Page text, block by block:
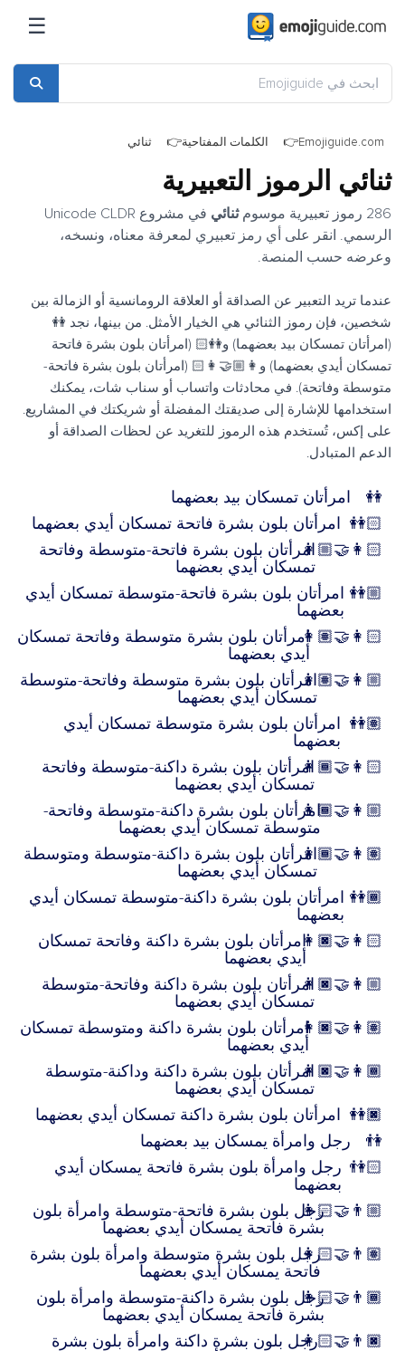
☰
Emojiguide.com الكلمات المفتاحية ثنائي
ثنائي الرموز التعبيرية
286 رموز تعبيرية موسوم ثنائي
في مشروع Unicode CLDR
الرسمي. انقر على أي رمز تعبيري لمعرفة معناه، ونسخه،
وعرضه حسب المنصة.
عندما تريد التعبير عن الصداقة أو العلاقة الرومانسية أو الزمالة بين
شخصين، فإن رموز الثنائي هي الخيار الأمثل. من بينها، نجد 👭
(امرأتان تمسكان بيد بعضهما) و👭🏻 (امرأتان بلون بشرة فاتحة
تمسكان أيدي بعضهما) و👩🏼‍🤝‍👩🏻 (امرأتان بلون بشرة فاتحة-
متوسطة وفاتحة). في محادثات واتساب أو سناب شات، يمكنك
استخدامها للإشارة إلى صديقتك المفضلة أو شريكتك في المشاريع.
على إكس، تُستخدم هذه الرموز للتغريد عن لحظات الصداقة أو
الدعم المتبادل.
👭
امرأتان تمسكان بيد بعضهما
👭🏻 امرأتان بلون بشرة فاتحة تمسكان أيدي بعضهما
👩🏼‍🤝‍👩🏻امرأتان بلون بشرة فاتحة-متوسطة وفاتحة
تمسكان أيدي بعضهما
👭🏼 امرأتان بلون بشرة فاتحة-متوسطة تمسكان أيدي
بعضهما
👩🏽‍🤝‍👩🏻امرأتان بلون بشرة متوسطة وفاتحة تمسكان
أيدي بعضهما
👩🏽‍🤝‍👩🏼امرأتان بلون بشرة متوسطة وفاتحة-متوسطة
تمسكان أيدي بعضهما
👭🏽 امرأتان بلون بشرة متوسطة تمسكان أيدي
بعضهما
👩🏾‍🤝‍👩🏻امرأتان بلون بشرة داكنة-متوسطة وفاتحة
تمسكان أيدي بعضهما
👩🏾‍🤝‍👩🏼امرأتان بلون بشرة داكنة-متوسطة وفاتحة-
متوسطة تمسكان أيدي بعضهما
👩🏾‍🤝‍👩🏽امرأتان بلون بشرة داكنة-متوسطة ومتوسطة
تمسكان أيدي بعضهما
👭🏾 امرأتان بلون بشرة داكنة-متوسطة تمسكان أيدي
بعضهما
👩🏿‍🤝‍👩🏻امرأتان بلون بشرة داكنة وفاتحة تمسكان
أيدي بعضهما
👩🏿‍🤝‍👩🏼امرأتان بلون بشرة داكنة وفاتحة-متوسطة
تمسكان أيدي بعضهما
👩🏿‍🤝‍👩🏽امرأتان بلون بشرة داكنة ومتوسطة تمسكان
أيدي بعضهما
👩🏿‍🤝‍👩🏾امرأتان بلون بشرة داكنة وداكنة-متوسطة
تمسكان أيدي بعضهما
👭🏿 امرأتان بلون بشرة داكنة تمسكان أيدي بعضهما
👫
رجل وامرأة يمسكان بيد بعضهما
👫🏻 رجل وامرأة بلون بشرة فاتحة يمسكان أيدي
بعضهما
👩🏻‍🤝‍👨🏼رجل بلون بشرة فاتحة-متوسطة وامرأة بلون
بشرة فاتحة يمسكان أيدي بعضهما
👩🏻‍🤝‍👨🏽رجل بلون بشرة متوسطة وامرأة بلون بشرة
فاتحة يمسكان أيدي بعضهما
👩🏻‍🤝‍👨🏾رجل بلون بشرة داكنة-متوسطة وامرأة بلون
بشرة فاتحة يمسكان أيدي بعضهما
👩🏻‍🤝‍👨🏿رجل بلون بشرة داكنة وامرأة بلون بشرة